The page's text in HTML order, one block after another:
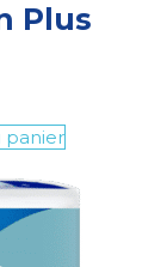
Plus
panier